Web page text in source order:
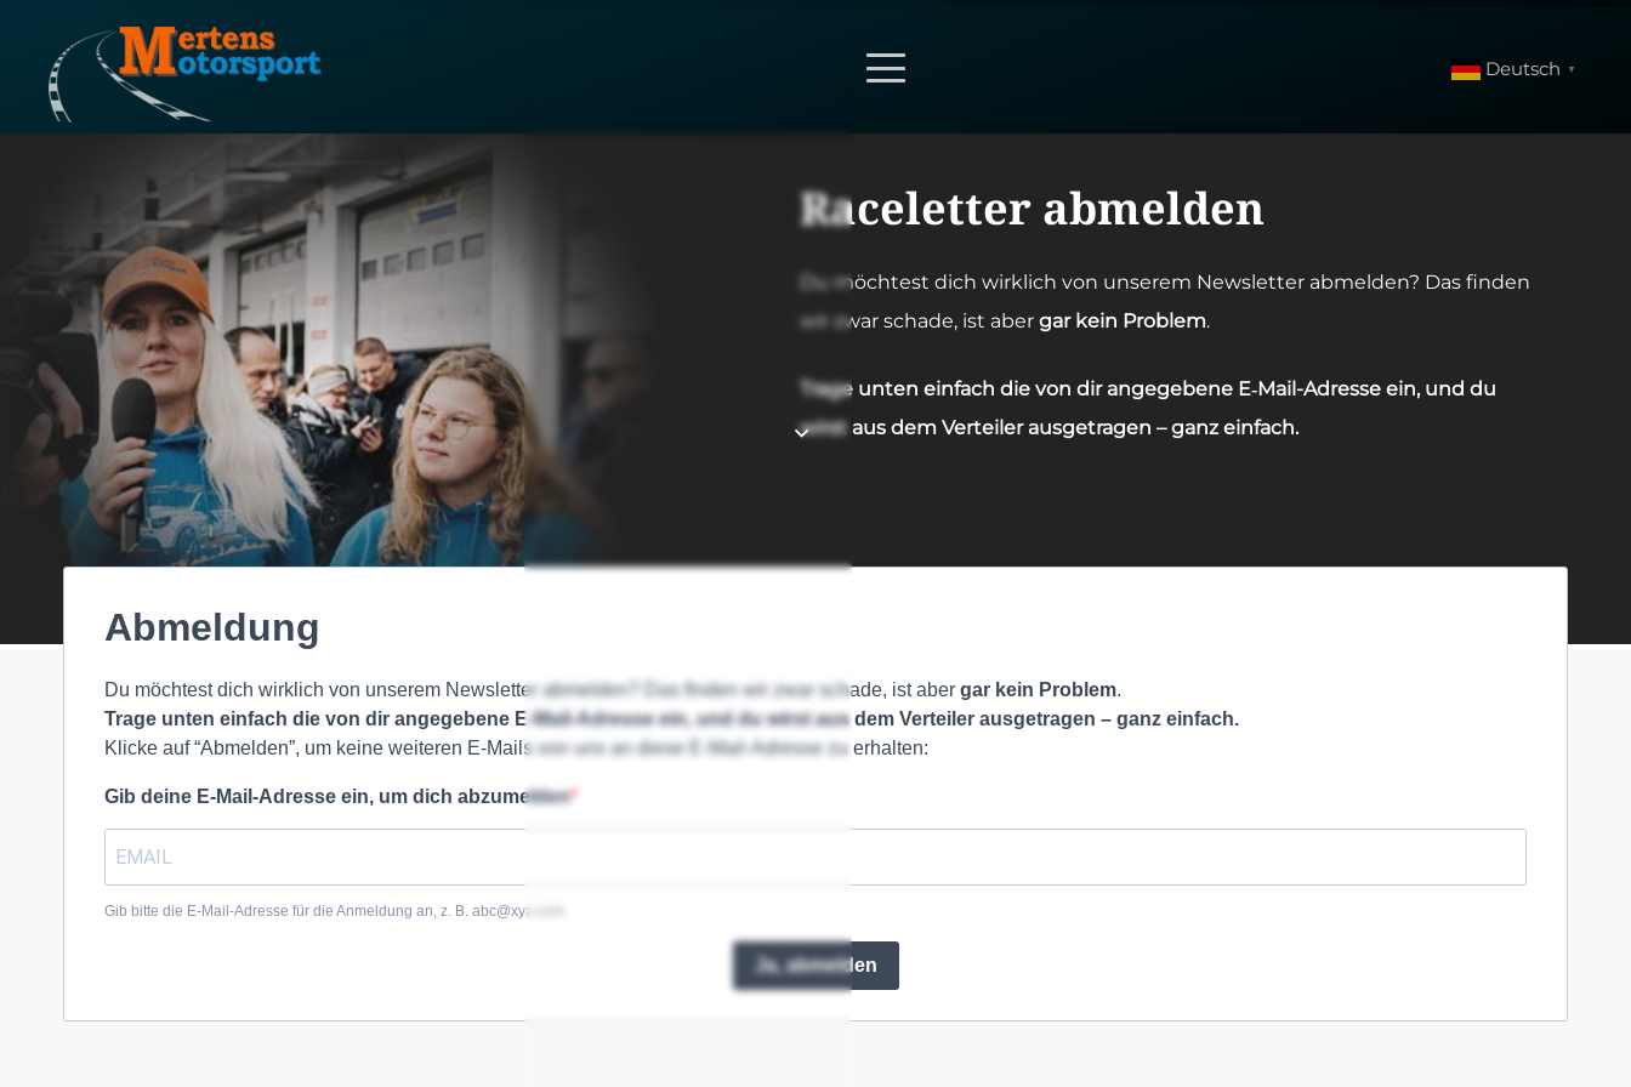
Deutsch ▼
Race­let­ter abmel­den
Du möch­test dich wirk­lich von unse­rem News­let­ter abmel­den? Das fin­den
wir zwar scha­de, ist aber gar kein Pro­blem.
Tra­ge unten ein­fach die von dir ange­ge­be­ne E‑Mail-Adres­­se ein, und du
wirst aus dem Ver­tei­ler aus­ge­tra­gen – ganz ein­fach.
Abmel­dung
Du möch­test dich wirk­lich von unse­rem News­let­ter abmel­den? Das fin­den wir zwar scha­de, ist aber gar kein Pro­blem.
Tra­ge unten ein­fach die von dir ange­ge­be­ne E‑Mail-Adres­se ein, und du wirst aus dem Ver­tei­ler aus­ge­tra­gen – ganz ein­fach.
Kli­cke auf “Abmel­den”, um kei­ne wei­te­ren E‑Mails von uns an die­se E‑Mail-Adres­se zu erhal­ten:
Gib dei­ne E‑Mail-Adres­se ein, um dich abzu­mel­den
Gib bit­te die E‑Mail-Adres­se für die Anmel­dung an, z. B. abc@​xyz.​com.
Ja, abmelden